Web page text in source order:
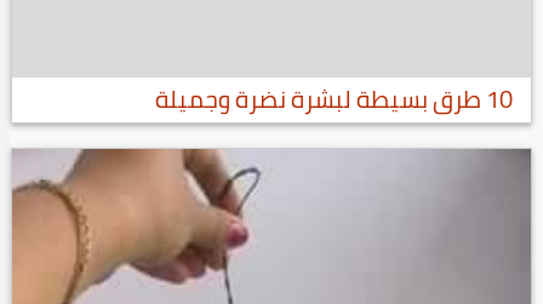
10 طرق بسيطة لبشرة نضرة وجميلة